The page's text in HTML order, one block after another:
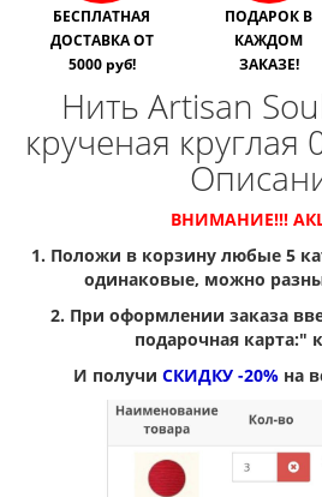
БЕСПЛАТНАЯ
ДОСТАВКА ОТ
5000 руб!
ПОДАРОК В
КАЖДОМ
ЗАКАЗЕ!
Нить Artisan
крученая круглая
ВНИМАНИЕ!!!
1. Положи в корзину любые 5
одинаковые, можно
2. При оформлении заказа
подарочная карта:"
И получи СКИДКУ -20%на